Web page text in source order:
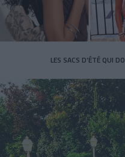
LES SACS D’ÉTÉ QUI